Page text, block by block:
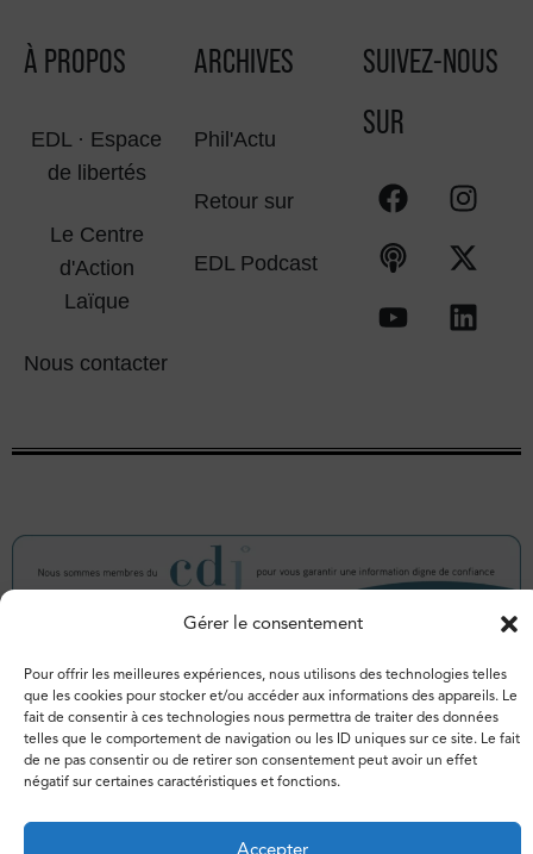
Gérer le consentement
Pour offrir les meilleures expériences, nous utilisons des technologies telles
que les cookies pour stocker et/ou accéder aux informations des appareils. Le
fait de consentir à ces technologies nous permettra de traiter des données
telles que le comportement de navigation ou les ID uniques sur ce site. Le fait
de ne pas consentir ou de retirer son consentement peut avoir un effet
négatif sur certaines caractéristiques et fonctions.
Accepter
À PROPOS
EDL · Espace
de libertés
Le Centre
d'Action
Laïque
Nous contacter
ARCHIVES
Phil'Actu
Retour sur
EDL Podcast
SUIVEZ-NOUS
SUR
© 2026 – Espace de libertés. Tous droits réservés.
Vie privée Politique de cookies